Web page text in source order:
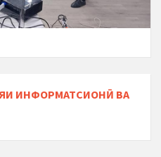
ИНФОРМАТСИОНӢ ВА